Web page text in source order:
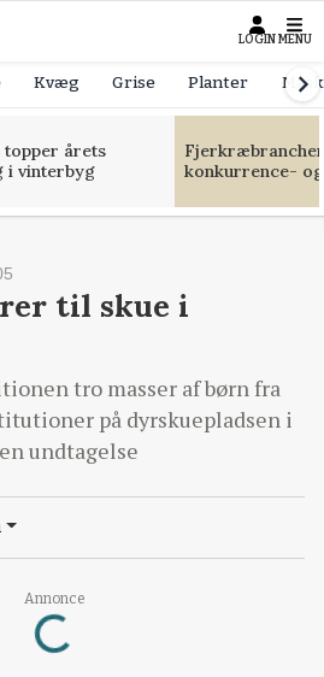
LOGIN MENU
Kvæg Grise Planter
topper årets
i vinterbyg
konkurrence-
Annonce
Loading...
til skue i
tro masser af børn fra
på dyrskuepladsen i
undtagelse